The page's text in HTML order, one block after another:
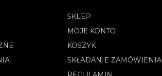
SKLEP
MOJE KONTO
KOSZYK
SKŁADANIE ZAMÓWIENIA